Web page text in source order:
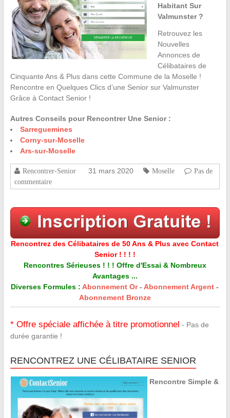
Habitant Sur
Valmunster ?
Retrouvez les
Nouvelles
Annonces de
Célibataires de
Cinquante Ans & Plus dans cette Commune de la Moselle !
Rencontre en Quelques Clics d’une Senior sur Valmunster
Grâce à Contact Senior !
Autres Conseils pour Rencontrer Une Senior :
Sarreguemines
Corny-sur-Moselle
Ars-sur-Moselle
Rencontrer-Senior 31 mars 2020 Moselle
Pas de
commentaire
Rencontrez des Célibataires de 50 Ans & Plus avec Contact
Senior ! ! ! !
Rencontres Sérieuses ! ! ! Offre d'Essai & Nombreux
Avantages ...
Diverses Formules : Abonnement Or-Abonnement Argent -
Abonnement Bronze
* Offre spéciale affichée à titre promotionnel - Pas de
durée garantie !
RENCONTREZ UNE CÉLIBATAIRE SENIOR
Rencontre Simple &